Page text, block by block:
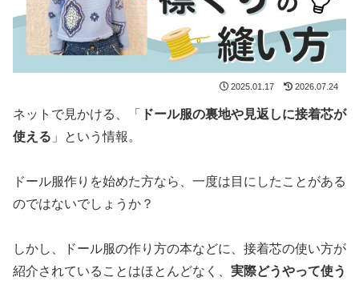
2025.01.17 2026.07.24
ネットで見かける、「
ドール服の裏地や見返しに接着芯が
使える 」という情報。
ドール服作りを始めた方なら、一度は目にしたことがある
のではないでしょうか？
しかし、ドール服の作り方の本などに、接着芯の使い方が
紹介されていることはほとんどなく、 実際どうやって使う